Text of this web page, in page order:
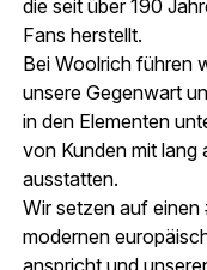
die seit über 190
Fans herstellt.
Bei Woolrich führen
unsere Gegenwart
in den Elementen
von Kunden mit
ausstatten.
Wir setzen auf
modernen
anspricht und